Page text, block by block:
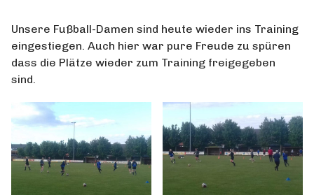
Unsere Fußball-Damen sind heute wieder ins Training
eingestiegen. Auch hier war pure Freude zu spüren
dass die Plätze wieder zum Training freigegeben
sind.